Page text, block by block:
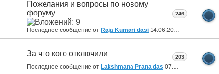
Пожелания и вопросы по новому
форуму
Последнее сообщение от Raja Kumari dasi 14.06.2024
246
За что кого отключили
Последнее сообщение от Lakshmana Prana das 07.02.2024 23:11
203